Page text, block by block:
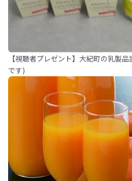
【視聴者プレゼント】大紀町の乳製
です)